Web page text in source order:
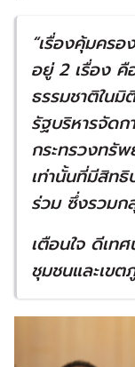
“เรื่องคุ้มคร
อยู่2 เรื่อง
ธรรมชาติใน
รัฐบริหารจัดก
กระทรวงทรั
เท่านั้นที่มีสิท
ร่วม ซึ่งรวมก
เตือนใจ ดีเท
ชุมชนและเขต